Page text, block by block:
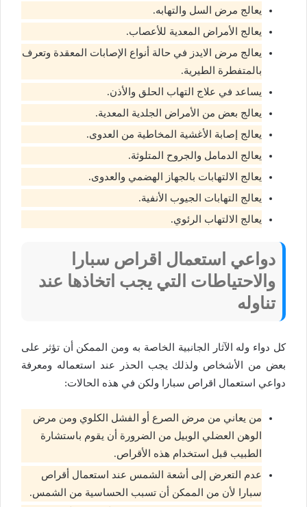
يعالج مرض السل والتهابه.
يعالج الأمراض المعدية للأعصاب.
يعالج مرض الايدز في حالة أنواع الإصابات المعقدة وتعرف
بالمتفطرة الطيرية.
يساعد في علاج التهاب الحلق والأذن.
يعالج بعض من الأمراض الجلدية المعدية.
يعالج إصابة الأغشية المخاطية من العدوى.
يعالج الدمامل والجروح المتلوثة.
يعالج الالتهابات بالجهاز الهضمي والعدوى.
يعالج التهابات الجيوب الأنفية.
يعالج الالتهاب الرئوي.
دواعي استعمال اقراص سبارا
والاحتياطات التي يجب اتخاذها عند
تناوله
كل دواء وله الآثار الجانبية الخاصة به ومن الممكن أن تؤثر على
بعض من الأشخاص ولذلك يجب الحذر عند استعماله ومعرفة
دواعي استعمال اقراص سبارا ولكن في هذه الحالات:
من يعاني من مرض الصرع أو الفشل الكلوي ومن مرض
الوهن العضلي الوبيل من الضرورة أن يقوم باستشارة
الطبيب قبل استخدام هذه الأقراص.
عدم التعرض إلى أشعة الشمس عند استعمال أقراص
سبارا لأن من الممكن أن تسبب الحساسية من الشمس.